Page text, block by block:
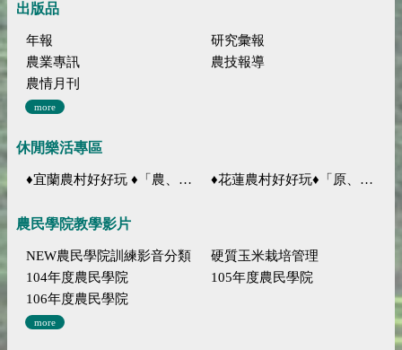
出版品
年報
研究彙報
農業專訊
農技報導
農情月刊
more
休閒樂活專區
♦宜蘭農村好好玩 ♦「農、藝、山、水」四條遊程推薦 ♦花蓮農村好好玩♦「原、生、慢、活」四條遊程推薦
農民學院教學影片
NEW農民學院訓練影音分類
硬質玉米栽培管理
104年度農民學院
105年度農民學院
106年度農民學院
more